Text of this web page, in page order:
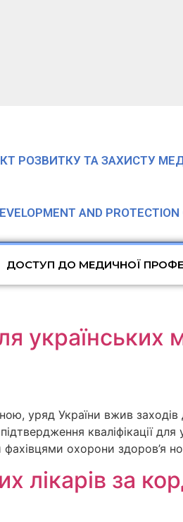
РОЗВИТКУ ТА ЗАХИСТУ
AND
ДОСТУП ДО МЕДИЧНОЇ
уряд України вжив
кваліфікації
охорони здоров’я
лікарів за